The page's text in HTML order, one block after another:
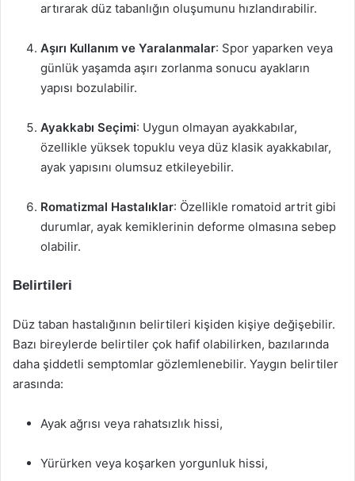
artırarak düz tabanlığın oluşumunu hızlandırabilir.
Aşırı Kullanım ve Yaralanmalar: Spor yaparken veya
günlük yaşamda aşırı zorlanma sonucu ayakların
yapısı bozulabilir.
Ayakkabı Seçimi: Uygun olmayan ayakkabılar,
özellikle yüksek topuklu veya düz klasik ayakkabılar,
ayak yapısını olumsuz etkileyebilir.
Romatizmal Hastalıklar: Özellikle romatoid artrit gibi
durumlar, ayak kemiklerinin deforme olmasına sebep
olabilir.
Belirtileri
Düz taban hastalığının belirtileri kişiden kişiye değişebilir.
Bazı bireylerde belirtiler çok hafif olabilirken, bazılarında
daha şiddetli semptomlar gözlemlenebilir. Yaygın belirtiler
arasında:
Ayak ağrısı veya rahatsızlık hissi,
Yürürken veya koşarken yorgunluk hissi,